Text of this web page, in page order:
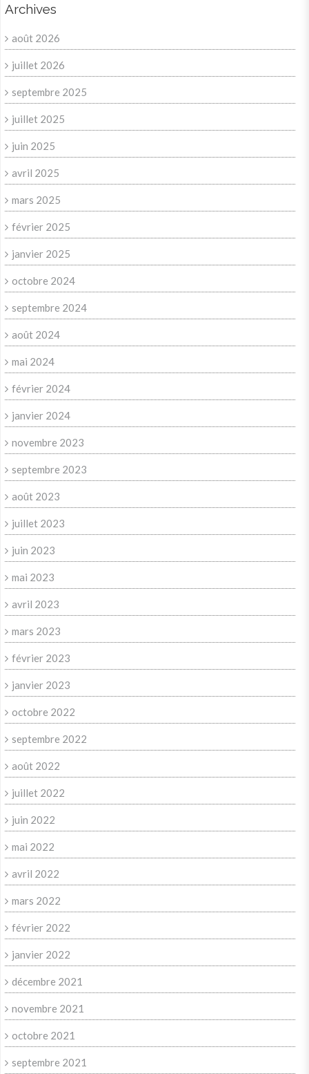
Archives
août 2026
juillet 2026
septembre 2025
juillet 2025
juin 2025
avril 2025
mars 2025
février 2025
janvier 2025
octobre 2024
septembre 2024
août 2024
mai 2024
février 2024
janvier 2024
novembre 2023
septembre 2023
août 2023
juillet 2023
juin 2023
mai 2023
avril 2023
mars 2023
février 2023
janvier 2023
octobre 2022
septembre 2022
août 2022
juillet 2022
juin 2022
mai 2022
avril 2022
mars 2022
février 2022
janvier 2022
décembre 2021
novembre 2021
octobre 2021
septembre 2021